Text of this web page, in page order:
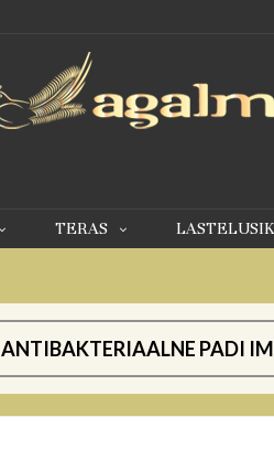
TERAS
ANTIBAKTERIAALNE PADI